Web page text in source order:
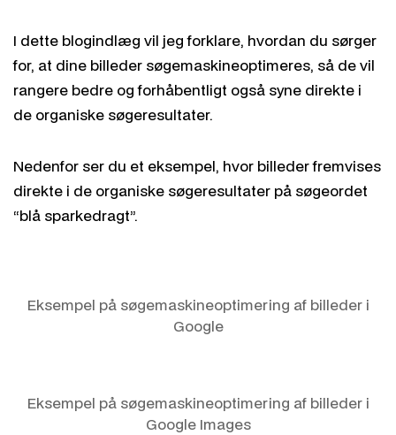
I dette blogindlæg vil jeg forklare, hvordan du sørger
for, at dine billeder søgemaskineoptimeres, så de vil
rangere bedre og forhåbentligt også syne direkte i
de organiske søgeresultater.
Nedenfor ser du et eksempel, hvor billeder fremvises
direkte i de organiske søgeresultater på søgeordet
“blå sparkedragt”.
Eksempel på søgemaskineoptimering af billeder i
Google
Eksempel på søgemaskineoptimering af billeder i
Google Images